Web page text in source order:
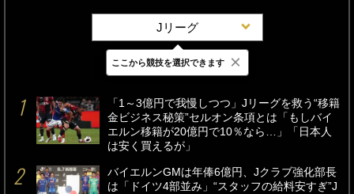
Jリーグ
最新 24時間 週間
「1～3億円で我慢しつつ」Jリーグを救う“移籍
金ビジネス秘策”セルオン条項とは「もしバイ
エルン移籍が20億円で10％なら…」「日本人
は安く買えるが」
バイエルンGMは年俸6億円、Jクラブ強化部長
は「ドイツ4部並み」“スタッフの給料安すぎ”J
ここから競技を選択できます ×